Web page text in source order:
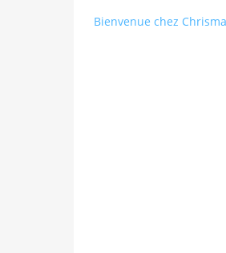
Bienvenue chez